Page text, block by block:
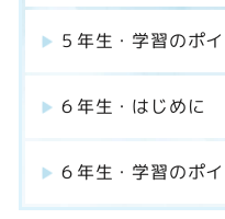
５年生・学習のポ
６年生・はじめに
６年生・学習のポ